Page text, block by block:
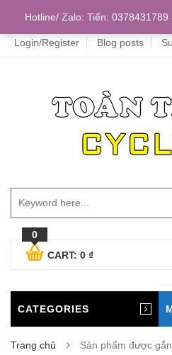
Home
Login/Register Blog posts
0
CART: 0 ₫
CATEGORIES
Trang chủ Sản phẩm được gắn
Hotline/ Zalo: Tiến: